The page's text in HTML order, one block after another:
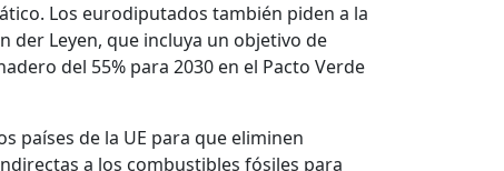
Los eurodiputados también piden a la
der Leyen, que incluya un objetivo de
del 55% para 2030 en el Pacto Verde
países de la UE para que eliminen
a los combustibles fósiles para